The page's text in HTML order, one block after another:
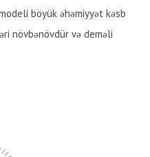
böyük əhəmiyyət kəsb
növbənövdür və deməli